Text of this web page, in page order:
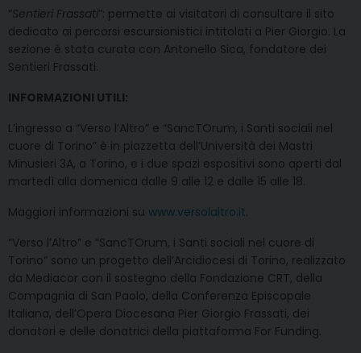
“Sentieri Frassati”: permette ai visitatori di consultare il sito
dedicato ai percorsi escursionistici intitolati a Pier Giorgio. La
sezione è stata curata con Antonello Sica, fondatore dei
Sentieri Frassati.
INFORMAZIONI UTILI:
L’ingresso a “Verso l’Altro” e “SancTOrum, i Santi sociali nel
cuore di Torino” è in piazzetta dell’Università dei Mastri
Minusieri 3A, a Torino, e i due spazi espositivi sono aperti dal
martedì alla domenica dalle 9 alle 12 e dalle 15 alle 18.
Maggiori informazioni su www.versolaltro.it.
“Verso l’Altro” e “SancTOrum, i Santi sociali nel cuore di
Torino“ sono un progetto dell’Arcidiocesi di Torino, realizzato
da Mediacor con il sostegno della Fondazione CRT, della
Compagnia di San Paolo, della Conferenza Episcopale
Italiana, dell’Opera Diocesana Pier Giorgio Frassati, dei
donatori e delle donatrici della piattaforma For Funding.